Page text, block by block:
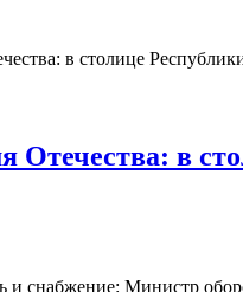
Отечества: в